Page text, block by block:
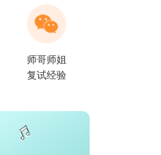
师哥师姐
复试经验